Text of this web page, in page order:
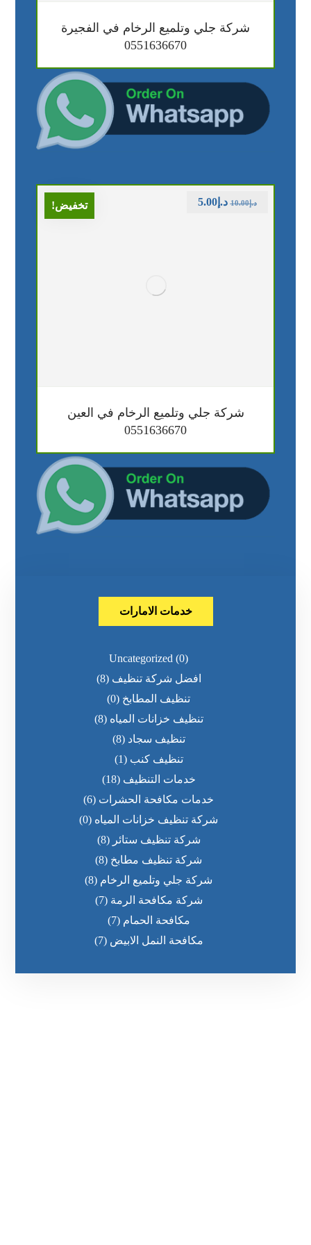
شركة جلي وتلميع الرخام في الفجيرة
0551636670
تخفيض!
شركة جلي وتلميع الرخام في العين
0551636670
د.إ10.00 د.إ5.00
خدمات الامارات
Uncategorized (0)
افضل شركة تنظيف (8)
تنظيف المطابخ (0)
تنظيف خزانات المياه (8)
تنظيف سجاد (8)
تنظيف كنب (1)
خدمات التنظيف (18)
خدمات مكافحة الحشرات (6)
شركة تنظيف خزانات المياه (0)
شركة تنظيف ستائر (8)
شركة تنظيف مطابخ (8)
شركة جلي وتلميع الرخام (8)
شركة مكافحة الرمة (7)
مكافحة الحمام (7)
مكافحة النمل الابيض (7)